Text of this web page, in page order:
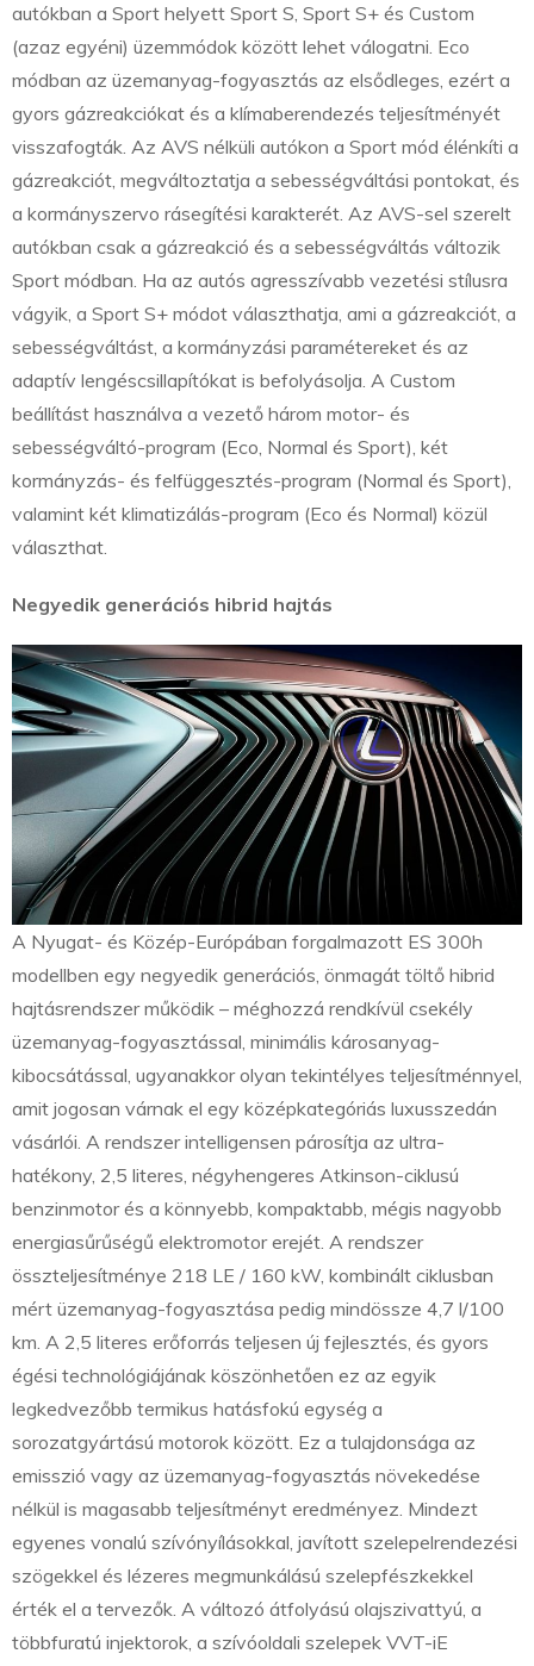
autókban a Sport helyett Sport S, Sport S+ és Custom
(azaz egyéni) üzemmódok között lehet válogatni. Eco
módban az üzemanyag-fogyasztás az elsődleges, ezért a
gyors gázreakciókat és a klímaberendezés teljesítményét
visszafogták. Az AVS nélküli autókon a Sport mód élénkíti a
gázreakciót, megváltoztatja a sebességváltási pontokat, és
a kormányszervo rásegítési karakterét. Az AVS-sel szerelt
autókban csak a gázreakció és a sebességváltás változik
Sport módban. Ha az autós agresszívabb vezetési stílusra
vágyik, a Sport S+ módot választhatja, ami a gázreakciót, a
sebességváltást, a kormányzási paramétereket és az
adaptív lengéscsillapítókat is befolyásolja. A Custom
beállítást használva a vezető három motor- és
sebességváltó-program (Eco, Normal és Sport), két
kormányzás- és felfüggesztés-program (Normal és Sport),
valamint két klimatizálás-program (Eco és Normal) közül
választhat.
Negyedik generációs hibrid hajtás
A Nyugat- és Közép-Európában forgalmazott ES 300h
modellben egy negyedik generációs, önmagát töltő hibrid
hajtásrendszer működik – méghozzá rendkívül csekély
üzemanyag-fogyasztással, minimális károsanyag-
kibocsátással, ugyanakkor olyan tekintélyes teljesítménnyel,
amit jogosan várnak el egy középkategóriás luxusszedán
vásárlói. A rendszer intelligensen párosítja az ultra-
hatékony, 2,5 literes, négyhengeres Atkinson-ciklusú
benzinmotor és a könnyebb, kompaktabb, mégis nagyobb
energiasűrűségű elektromotor erejét. A rendszer
összteljesítménye 218 LE / 160 kW, kombinált ciklusban
mért üzemanyag-fogyasztása pedig mindössze 4,7 l/100
km. A 2,5 literes erőforrás teljesen új fejlesztés, és gyors
égési technológiájának köszönhetően ez az egyik
legkedvezőbb termikus hatásfokú egység a
sorozatgyártású motorok között. Ez a tulajdonsága az
emisszió vagy az üzemanyag-fogyasztás növekedése
nélkül is magasabb teljesítményt eredményez. Mindezt
egyenes vonalú szívónyílásokkal, javított szelepelrendezési
szögekkel és lézeres megmunkálású szelepfészkekkel
érték el a tervezők. A változó átfolyású olajszivattyú, a
többfuratú injektorok, a szívóoldali szelepek VVT-iE